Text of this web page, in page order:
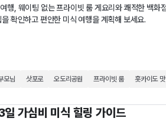
행, 웨이팅 없는 프라이빗 룸 게요리와 쾌적한 백
확인하고 편안한 미식 여행을 계획해 보세요.
모님 삿포로 오도리공원 프라이빗 룸 홋카이도
가심비 미식 힐링 가이드